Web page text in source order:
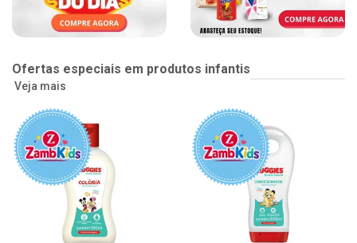
Ofertas especiais em produtos infantis
Veja mais